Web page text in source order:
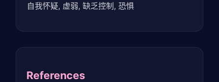
自我怀疑, 虚弱, 缺乏控制, 恐惧
References